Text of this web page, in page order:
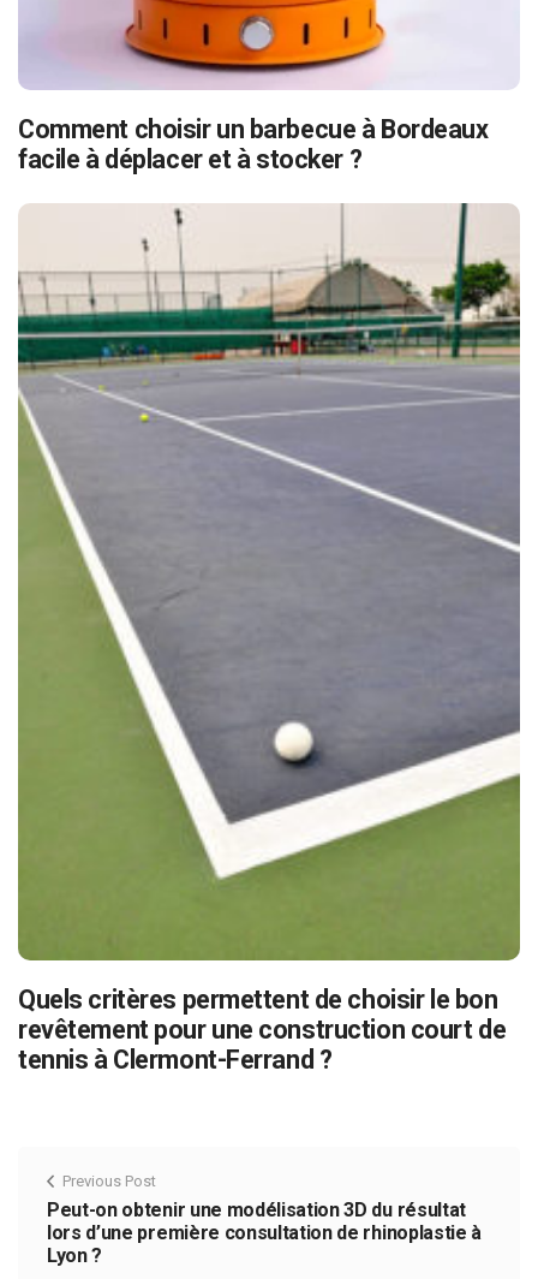
Comment choisir un barbecue à Bordeaux
facile à déplacer et à stocker ?
Quels critères permettent de choisir le bon
revêtement pour une construction court de
tennis à Clermont-Ferrand ?
Previous Post
Peut-on obtenir une modélisation 3D du résultat
lors d’une première consultation de rhinoplastie à
Lyon ?